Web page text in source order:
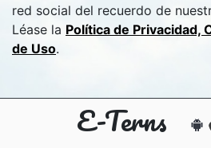
red social del recuerdo de
Léase la Política de Privacidad,
de Uso.
E-Terns